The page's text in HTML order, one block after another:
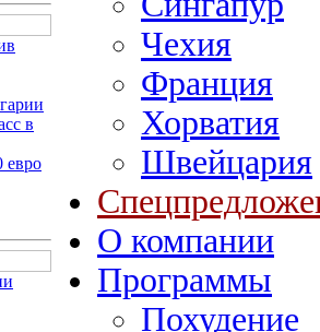
в
евро
Чехия
Франция
Хорватия
Швейцария
О компании
Программы
Похудение